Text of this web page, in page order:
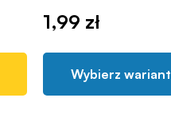
1,99 zł
Wybierz wariant